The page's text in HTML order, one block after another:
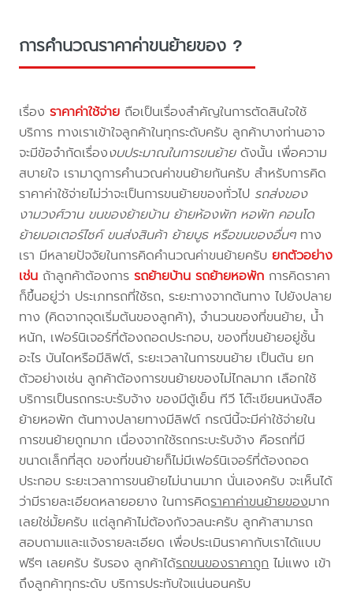
การคำนวณราคาค่าขนย้ายของ ?
เรื่องราคาค่าใช้จ่าย ถือเป็นเรื่องสำคัญในการตัดสินใจใช้
บริการ ทางเราเข้าใจลูกค้าในทุกระดับครับ ลูกค้าบางท่านอาจ
จะมีข้อจำกัดเรื่องงบประมาณในการขนย้ายดังนั้น เพื่อความ
สบายใจ เรามาดูการคำนวณค่าขนย้ายกันครับ สำหรับการคิด
ราคาค่าใช้จ่ายไม่ว่าจะเป็นการขนย้ายของทั่วไป รถส่งของ
งามวงศ์วาน ขนของย้ายบ้าน ย้ายห้องพัก หอพัก คอนโด
ย้ายมอเตอร์ไซค์ ขนส่งสินค้า ย้ายบูธ หรือขนของอื่นๆทาง
เรา มีหลายปัจจัยในการคิดคำนวณค่าขนย้ายครับยกตัวอย่าง
เช่น ถ้าลูกค้าต้องการรถย้ายบ้าน รถย้ายหอพัก การคิดราคา
ก็ขึ้นอยู่ว่า ประเภทรถที่ใช้รถ, ระยะทางจากต้นทาง ไปยังปลาย
ทาง (คิดจากจุดเริ่มต้นของลูกค้า), จำนวนของที่ขนย้าย, น้ำ
หนัก, เฟอร์นิเจอร์ที่ต้องถอดประกอบ, ของที่ขนย้ายอยู่ชั้น
อะไร บันไดหรือมีลิฟต์, ระยะเวลาในการขนย้าย เป็นต้น ยก
ตัวอย่างเช่น ลูกค้าต้องการขนย้ายของไม่ไกลมาก เลือกใช้
บริการเป็นรถกระบะรับจ้าง ของมีตู้เย็น ทีวี โต๊ะเขียนหนังสือ
ย้ายหอพัก ต้นทางปลายทางมีลิฟต์ กรณีนี้จะมีค่าใช้จ่ายใน
การขนย้ายถูกมาก เนื่องจากใช้รถกระบะรับจ้าง คือรถที่มี
ขนาดเล็กที่สุด ของที่ขนย้ายก็ไม่มีเฟอร์นิเจอร์ที่ต้องถอด
ประกอบ ระยะเวลาการขนย้ายไม่นานมาก นั่นเองครับ จะเห็นได้
ว่ามีรายละเอียดหลายอยาง ในการคิดราคาค่าขนย้ายของมาก
เลยใช่มั้ยครับ แต่ลูกค้าไม่ต้องกังวลนะครับ ลูกค้าสามารถ
สอบถามและแจ้งรายละเอียด เพื่อประเมินราคากับเราได้แบบ
ฟรีๆ เลยครับ รับรอง ลูกค้าได้รถขนของราคาถูกไม่แพง เข้า
ถึงลูกค้าทุกระดับ บริการประทับใจแน่นอนครับ